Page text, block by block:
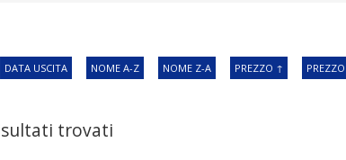
DATA USCITA NOME A-Z NOME Z-A PREZZO ↑
trovati